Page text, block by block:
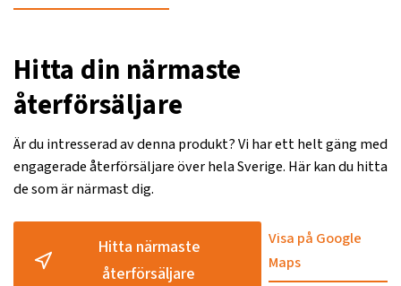
Hitta din närmaste
återförsäljare
Är du intresserad av denna produkt? Vi har ett helt gäng med
engagerade återförsäljare över hela Sverige. Här kan du hitta
de som är närmast dig.
Hitta närmaste
återförsäljare
Visa på Google
Maps